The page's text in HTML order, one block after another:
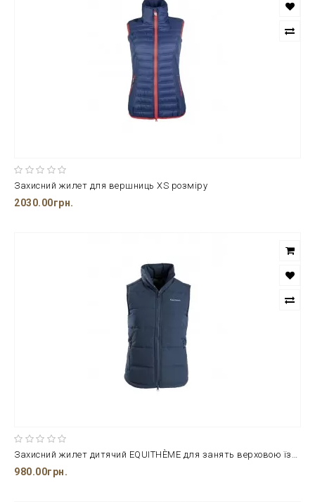
Захисний жилет для вершниць XS розміру
2030.00грн.
980.00грн.